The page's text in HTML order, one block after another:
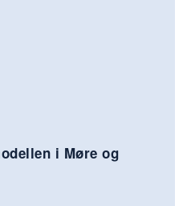
i Møre og